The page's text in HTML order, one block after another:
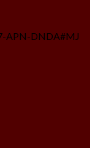
APN-DNDA#MJ